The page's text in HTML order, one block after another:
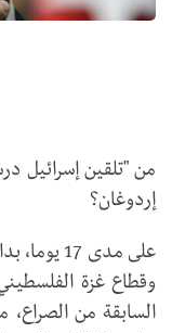
من "تلقين إسرائيل
إردوغان؟
على مدى
وقطاع غزة
السابقة من